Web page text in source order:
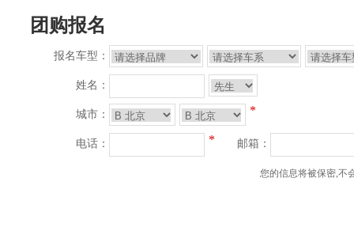
团购报名
报名车型：
姓名：
城市： *
电话： * 邮箱：
您的信息将被保密,不